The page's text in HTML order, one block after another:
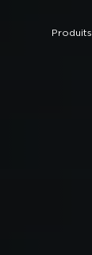
Produits